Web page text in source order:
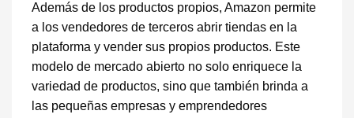
Además de los productos propios, Amazon permite
a los vendedores de terceros abrir tiendas en la
plataforma y vender sus propios productos. Este
modelo de mercado abierto no solo enriquece la
variedad de productos, sino que también brinda a
las pequeñas empresas y emprendedores